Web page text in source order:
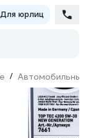
Для юрлиц
/ Автомобильные